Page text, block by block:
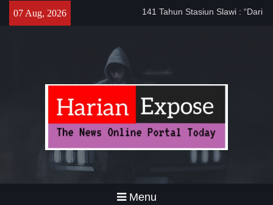
07 Aug, 2026
Sinergi dengan Bank Banten,
Menu